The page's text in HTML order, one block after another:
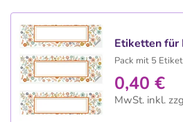
Etiketten für
Pack mit 5
0,40 €
MwSt. inkl.